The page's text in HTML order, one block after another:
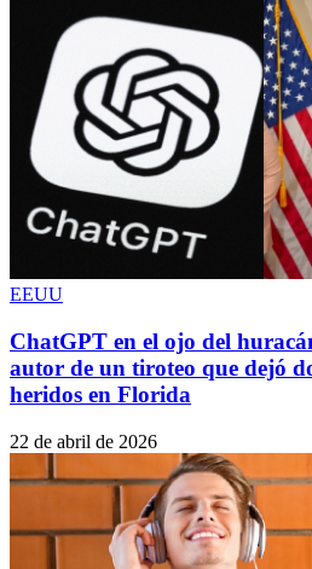
EEUU
ChatGPT en el ojo del
autor de un tiroteo que dejó
heridos en Florida
22 de abril de 2026